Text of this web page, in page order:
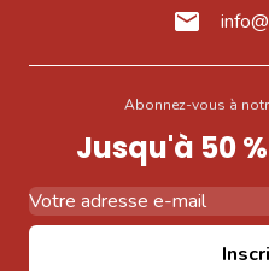
Abonnez-vous à
Jusqu'à 50